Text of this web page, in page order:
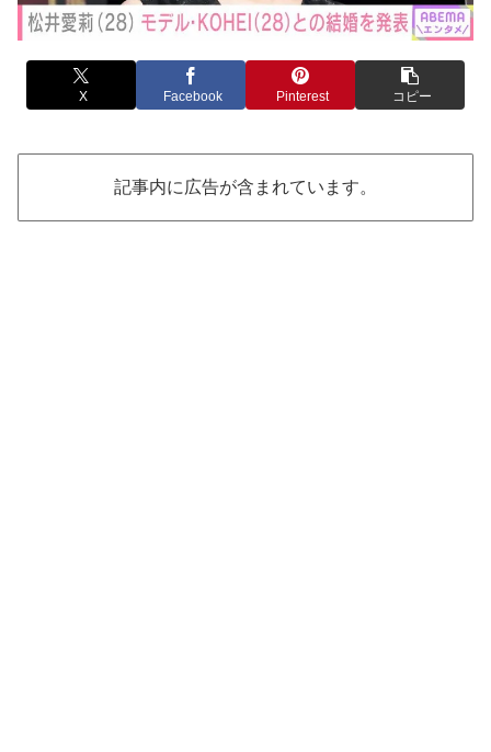
X Facebook Pinterest コピー
記事内に広告が含まれています。